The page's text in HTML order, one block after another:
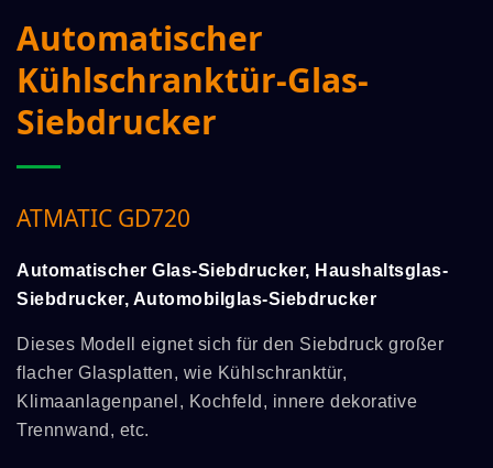
Automatischer
Kühlschranktür-Glas-
Siebdrucker
ATMATIC GD720
Automatischer Glas-Siebdrucker, Haushaltsglas-
Siebdrucker, Automobilglas-Siebdrucker
Dieses Modell eignet sich für den Siebdruck großer
flacher Glasplatten, wie Kühlschranktür,
Klimaanlagenpanel, Kochfeld, innere dekorative
Trennwand, etc.